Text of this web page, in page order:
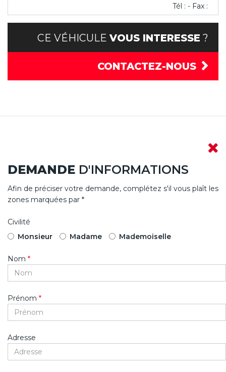
Tél : - Fax :
CE VÉHICULE VOUS INTERESSE ?
CONTACTEZ-NOUS
DEMANDE D'INFORMATIONS
Afin de préciser votre demande, complétez s'il vous plaît les
zones marquées par *
Civilité
Monsieur
Madame Mademoiselle
Nom *
Prénom *
Adresse